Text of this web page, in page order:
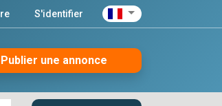
S'identifier
Publier une annonce